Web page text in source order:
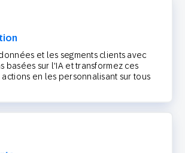
et les segments clients avec
basées sur l'IA et transformez ces
en les personnalisant sur tous